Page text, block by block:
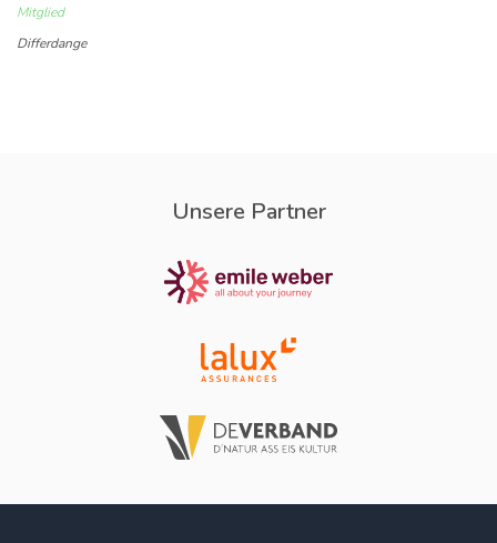
Mitglied
Differdange
Unsere Partner